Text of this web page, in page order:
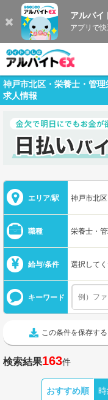
アルバイ
アプリで
神戸市北区・栄養士・管
求人情報
エリア/駅 神戸市北区
職種 栄養士・
給与/条件 選択して
キーワード
この条件を保存する
検索結果163件
おすすめ順